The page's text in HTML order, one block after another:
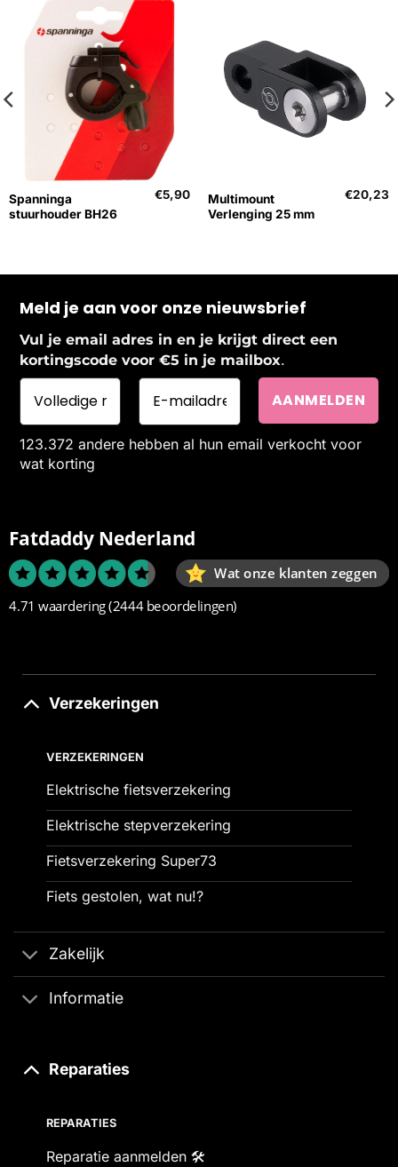
Spanninga
stuurhouder BH26
€5,90
Multimount
Verlenging 25 mm
€20,23
Meld je aan voor onze nieuwsbrief
Vul je email adres in en je krijgt direct een
kortingscode voor €5 in je mailbox.
123.372 andere hebben al hun email verkocht voor
wat korting
Fatdaddy Nederland
Wat onze klanten zeggen
4.71 waardering(2444 beoordelingen)
Verzekeringen
VERZEKERINGEN
Elektrische fietsverzekering
Elektrische stepverzekering
Fietsverzekering Super73
Fiets gestolen, wat nu!?
Zakelijk
Informatie
Reparaties
REPARATIES
Reparatie aanmelden 🛠️